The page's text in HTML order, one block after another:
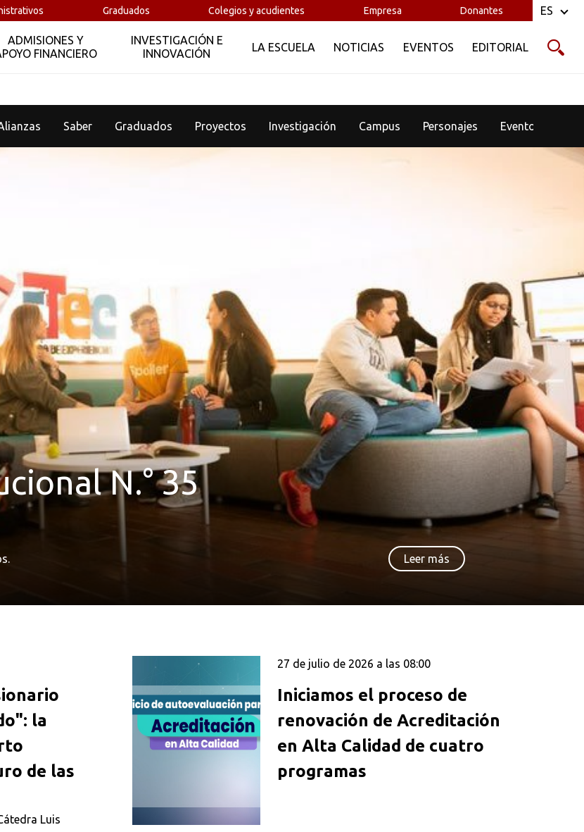
Graduados Colegios y acudientes Empresa Donantes
ADMISIONES Y
FINANCIERO
INVESTIGACIÓN E
INNOVACIÓN
LA ESCUELA NOTICIAS EVENTOS EDITORIAL
ES
Alianzas Saber Graduados Proyectos Investigación Campus Personajes Eventos
N.° 35
Leer más
la
de las
Luis
27 de julio de 2026 a las 08:00
Iniciamos el proceso de
renovación de Acreditación
en Alta Calidad de cuatro
programas